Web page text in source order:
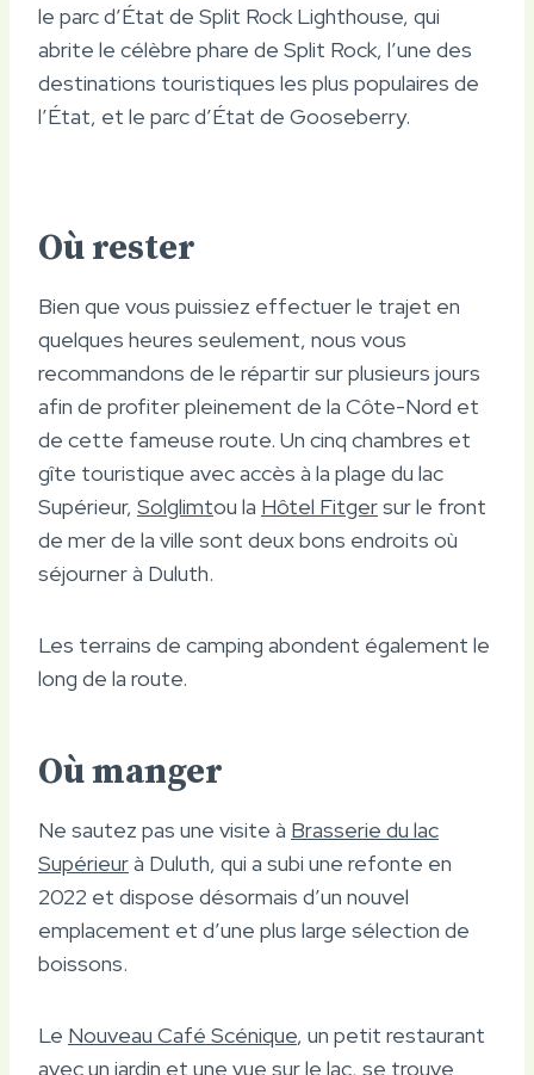
le parc d’État de Split Rock Lighthouse, qui
abrite le célèbre phare de Split Rock, l’une des
destinations touristiques les plus populaires de
l’État, et le parc d’État de Gooseberry.
Où rester
Bien que vous puissiez effectuer le trajet en
quelques heures seulement, nous vous
recommandons de le répartir sur plusieurs jours
afin de profiter pleinement de la Côte-Nord et
de cette fameuse route. Un cinq chambres et
gîte touristique avec accès à la plage du lac
Supérieur, Solglimtou la Hôtel Fitgersur le front
de mer de la ville sont deux bons endroits où
séjourner à Duluth.
Les terrains de camping abondent également le
long de la route.
Où manger
Ne sautez pas une visite à Brasserie du lac
Supérieurà Duluth, qui a subi une refonte en
2022 et dispose désormais d’un nouvel
emplacement et d’une plus large sélection de
boissons.
Le Nouveau Café Scénique, un petit restaurant
avec un jardin et une vue sur le lac, se trouve